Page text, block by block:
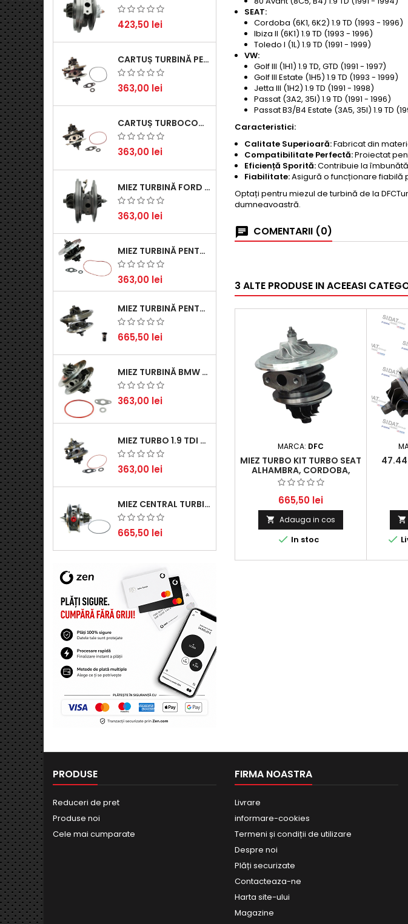
423,50 lei
CARTUȘ TURBINĂ PENTRU AUDI A4, A6, SKODA SUPERB ȘI VW PASSAT, MOTOR DIESEL 1.9 TDI
363,00 lei
CARTUȘ TURBOCOMPRESOR PENTRU VW, AUDI, SEAT, SKODA - MOTOR DIESEL 2.0 TDI
363,00 lei
MIEZ TURBINĂ FORD TRANSIT 2.2 TDCI (2007-2016)
363,00 lei
MIEZ TURBINĂ PENTRU CITROËN, FORD, MAZDA, MINI, PEUGEOT ȘI VOLVO - MOTORIZĂRI 1.6 HDI ȘI 1.6 D
363,00 lei
MIEZ TURBINĂ PENTRU AUDI, SEAT, SKODA ȘI VOLKSWAGEN - MOTORIZĂRI 2.0 TDI 103KW 140CP
665,50 lei
MIEZ TURBINĂ BMW SERIA 1 (E81, E87) 120 D - CREȘTEȚI PERFORMANȚA ȘI RĂSPUNSUL MOTORULUI
363,00 lei
MIEZ TURBO 1.9 TDI - PERFORMANȚĂ FIABILĂ PENTRU AUDI, SEAT, SKODA ȘI VW
363,00 lei
MIEZ CENTRAL TURBINĂ SUZUKI GRAND ESCUDO II 1.9 DDIS TRACȚIUNE INTEGRALĂ - MOTORIZARE 1.9L, 95 KW (129 CP)
665,50 lei
SEAT:
Cordoba (6K1, 6K2) 1.9 TD (1993 - 1996)
Ibiza II (6K1) 1.9 TD (1993 - 1996)
Toledo I (1L) 1.9 TD (1991 - 1999)
VW:
Golf III (1H1) 1.9 TD, GTD (1991 - 1997)
Golf III Estate (1H5) 1.9 TD (1993 - 1999)
Jetta III (1H2) 1.9 TD (1991 - 1998)
Passat (3A2, 35I) 1.9 TD (1991 - 1996)
Passat B3/B4 Estate (3A5, 35I) 1.9 TD
Caracteristici:
Calitate Superioară:Fabricat din
Compatibilitate Perfectă:Proiectat
Eficiență Sporită:Contribuie la
Fiabilitate:Asigură o funcționare fiabilă
Optați pentru miezul de turbină de la
dumneavoastră.
COMENTARII (0)
3 ALTE PRODUSE IN ACEEASI
MARCA: DFC
MIEZ TURBO KIT TURBO SEAT
ALHAMBRA, CORDOBA,
IBIZA, TOLEDO ȘI VW
CADDY, GOLF, PASSAT,
POLO, SHARAN, VENTO 1.9
TDI 1992-2010
665,50 lei
 Adauga in cos
 In stoc


PRODUSE
Reduceri de pret
Produse noi
Cele mai cumparate
FIRMA NOASTRA
Livrare
informare-cookies
Termeni și condiții de utilizare
Despre noi
Plăți securizate
Contacteaza-ne
Harta site-ului
Magazine